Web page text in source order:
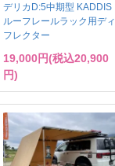
デリカD:5中期型 KADDIS
ルーフレールラック用ディ
フレクター
19,000円(税込20,900
円)